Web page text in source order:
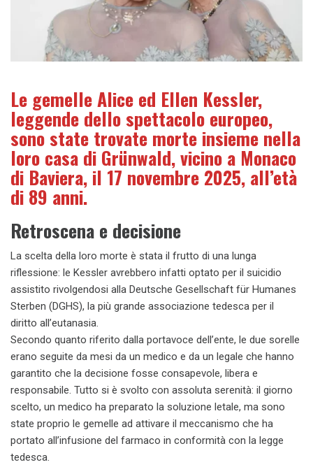
Le gemelle Alice ed Ellen Kessler,
leggende dello spettacolo europeo,
sono state trovate morte insieme nella
loro casa di Grünwald, vicino a Monaco
di Baviera, il 17 novembre 2025, all’età
di 89 anni.
Retroscena e decisione
La scelta della loro morte è stata il frutto di una lunga
riflessione: le Kessler avrebbero infatti optato per il suicidio
assistito rivolgendosi alla Deutsche Gesellschaft für Humanes
Sterben (DGHS), la più grande associazione tedesca per il
diritto all’eutanasia.
Secondo quanto riferito dalla portavoce dell’ente, le due sorelle
erano seguite da mesi da un medico e da un legale che hanno
garantito che la decisione fosse consapevole, libera e
responsabile. Tutto si è svolto con assoluta serenità: il giorno
scelto, un medico ha preparato la soluzione letale, ma sono
state proprio le gemelle ad attivare il meccanismo che ha
portato all’infusione del farmaco in conformità con la legge
tedesca.